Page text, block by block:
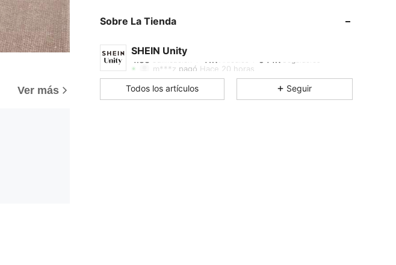
Ver más
Sobre La Tienda
SHEIN Unity
4.83
4.83 Calificación
m***z pagó Hace 20 horas
4.83 544K
Todos los artículos Seguir